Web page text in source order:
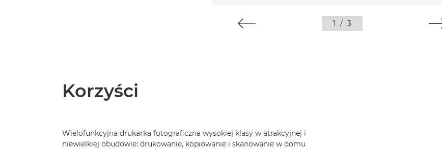
1 / 3
Korzyści
Wielofunkcyjna drukarka fotograficzna wysokiej klasy w atrakcyjnej i
niewielkiej obudowie: drukowanie, kopiowanie i skanowanie w domu